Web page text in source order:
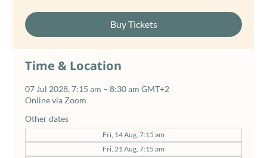
Buy Tickets
Time & Location
07 Jul 2028, 7:15 am – 8:30 am GMT+2
Online via Zoom
Other dates
Fri, 14 Aug, 7:15 am
Fri, 21 Aug, 7:15 am